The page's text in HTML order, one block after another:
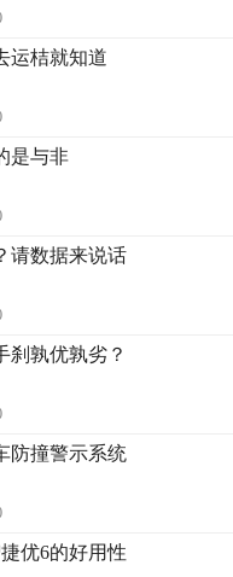
运桔就知道
是与非
请数据来说话
刹孰优孰劣？
防撞警示系统
优6的好用性